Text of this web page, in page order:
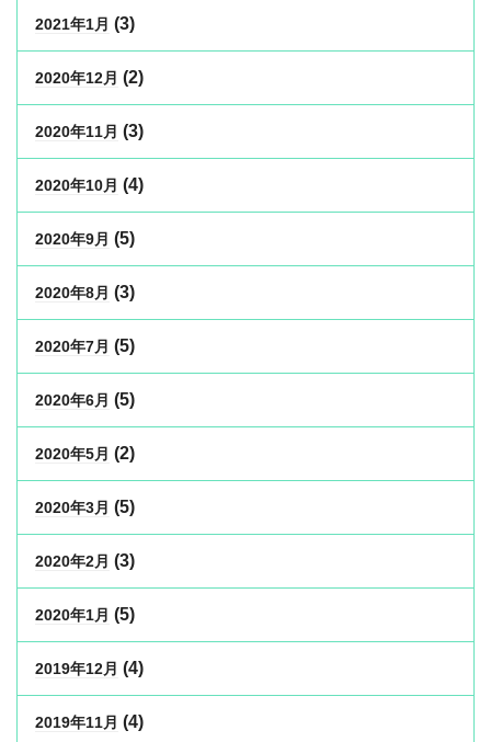
2021年1月 (3)
2020年12月 (2)
2020年11月 (3)
2020年10月 (4)
2020年9月 (5)
2020年8月 (3)
2020年7月 (5)
2020年6月 (5)
2020年5月 (2)
2020年3月 (5)
2020年2月 (3)
2020年1月 (5)
2019年12月 (4)
2019年11月 (4)